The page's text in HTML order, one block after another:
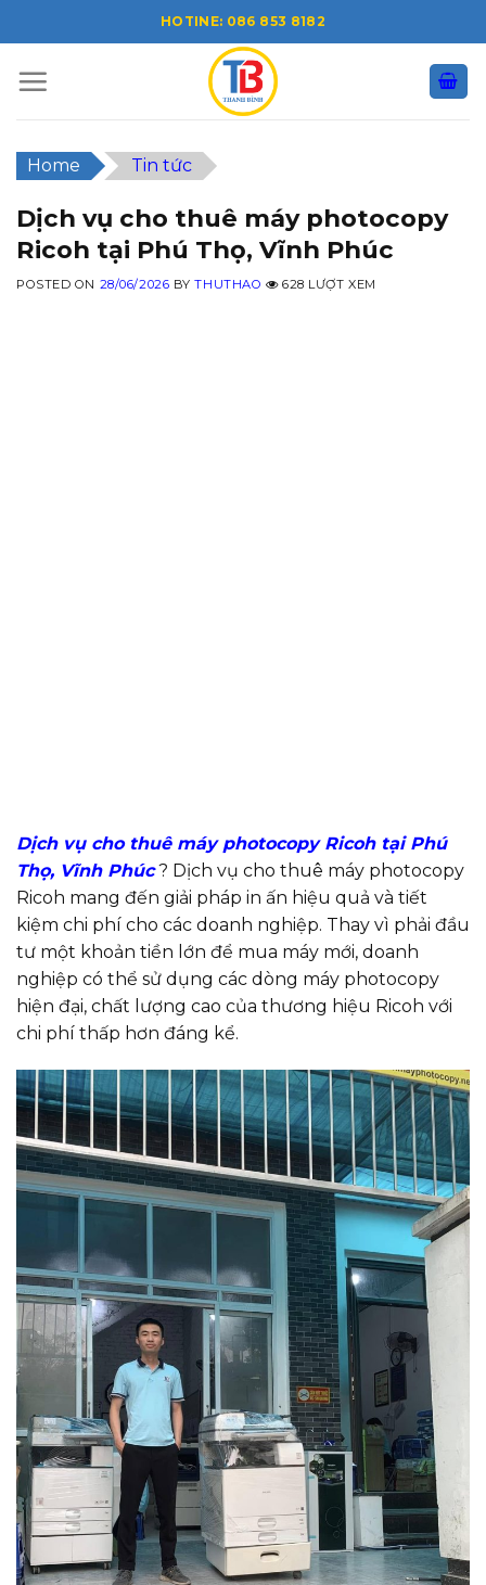
to
content
HOTINE: 086 853 8182
Home Tin tức
Dịch vụ cho thuê máy photocopy
Ricoh tại Phú Thọ, Vĩnh Phúc
POSTED ON 28/06/2026 BYTHUTHAO 628 LƯỢT XEM
Dịch vụ cho thuê máy photocopy Ricoh tại Phú
Thọ, Vĩnh Phúc? Dịch vụ cho thuê máy photocopy
Ricoh mang đến giải pháp in ấn hiệu quả và tiết
kiệm chi phí cho các doanh nghiệp. Thay vì phải đầu
tư một khoản tiền lớn để mua máy mới, doanh
nghiệp có thể sử dụng các dòng máy photocopy
hiện đại, chất lượng cao của thương hiệu Ricoh với
chi phí thấp hơn đáng kể.